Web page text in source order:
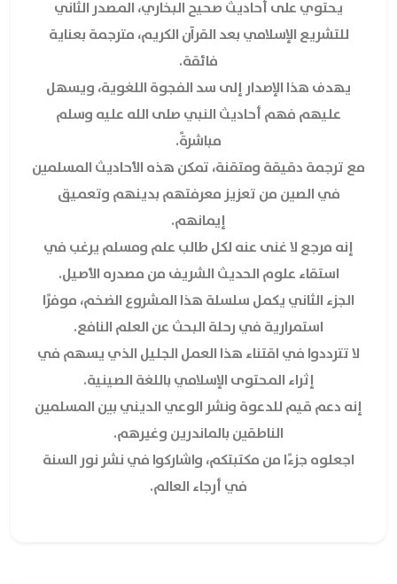
يحتوي على أحاديث صحيح البخاري، المصدر الثاني
للتشريع الإسلامي بعد القرآن الكريم، مترجمة بعناية
فائقة.
يهدف هذا الإصدار إلى سد الفجوة اللغوية، ويسهل
عليهم فهم أحاديث النبي صلى الله عليه وسلم
مباشرةً.
مع ترجمة دقيقة ومتقنة، تمكن هذه الأحاديث المسلمين
في الصين من تعزيز معرفتهم بدينهم وتعميق
إيمانهم.
إنه مرجع لا غنى عنه لكل طالب علم ومسلم يرغب في
استقاء علوم الحديث الشريف من مصدره الأصيل.
الجزء الثاني يكمل سلسلة هذا المشروع الضخم، موفرًا
استمرارية في رحلة البحث عن العلم النافع.
لا تترددوا في اقتناء هذا العمل الجليل الذي يسهم في
إثراء المحتوى الإسلامي باللغة الصينية.
إنه دعم قيم للدعوة ونشر الوعي الديني بين المسلمين
الناطقين بالماندرين وغيرهم.
اجعلوه جزءًا من مكتبتكم، واشاركوا في نشر نور السنة
في أرجاء العالم.